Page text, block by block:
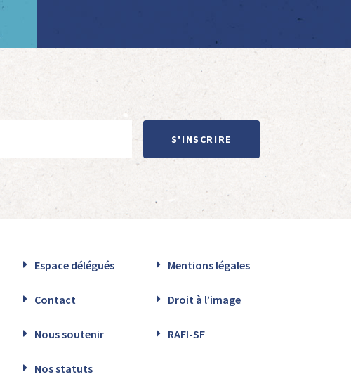
S'INSCRIRE
Espace délégués Mentions légales
Contact Droit à l’image
Nous soutenir RAFI-SF
Nos statuts